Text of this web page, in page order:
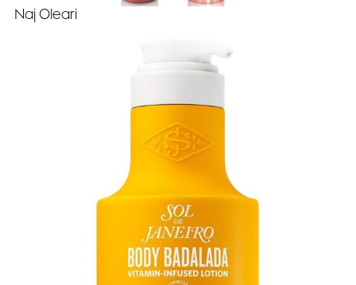
Naj Oleari